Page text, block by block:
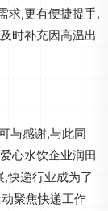
求,更有便捷提手,
时补充因高温出
与感谢,与此同
心水饮企业润田
快递行业成为了
聚焦快递工作